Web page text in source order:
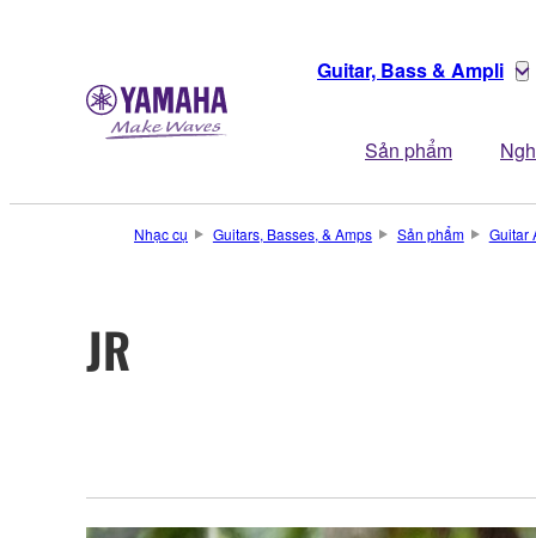
Guitar, Bass & Ampli
Sản phẩm
Nhạc cụ Guitars, Basses, & Amps Sản phẩm Guitar
JR